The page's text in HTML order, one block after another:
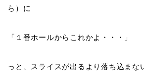
ら）に
「 １番ホールからこれかよ・・・ 」
っと、スライスが出るより落ち込まな